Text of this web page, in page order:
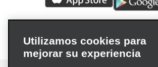
Utilizamos cookies para
mejorar su experiencia